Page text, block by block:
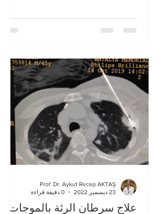
علاج سرطان الرئة بالموجات
Prof. Dr. Aykut Recep AKTAŞ
23 ديسمبر 2022
0 دقيقة قراءة